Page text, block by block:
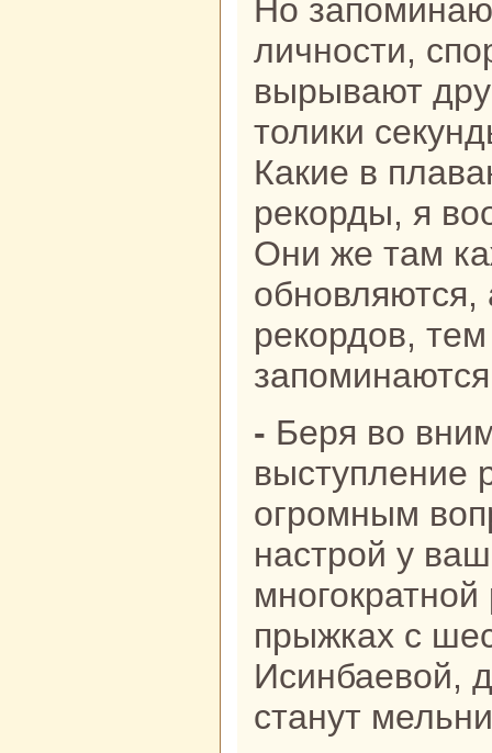
Но
личности,
вырывают
толики
Какие в
рекорды, я
Они же там
рекордов,
- Беря во внимание, что
выступление
огромным
настрой у
прыжках с
Исинбаевой,
станут